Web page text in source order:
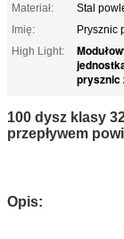
Materiał:
Stal
Imię:
Prysznic
High Light:
prysznic
100 dysz klasy
przepływem
Opis: